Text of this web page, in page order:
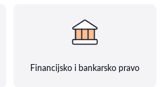
Financijsko i bankarsko pravo